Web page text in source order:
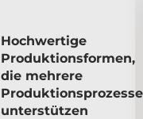
Hochwertige
Produktionsformen,
die mehrere
Produktionsprozesse
unterstützen